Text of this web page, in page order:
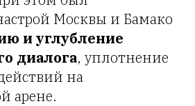
Москвы и Бамако
и углубление
диалога, уплотнение
на
арене.